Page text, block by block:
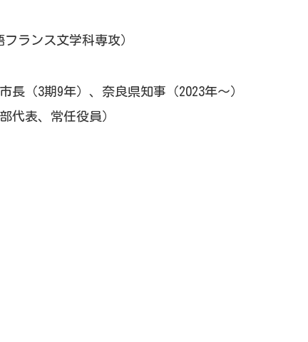
ランス文学科専攻）
（3期9年）、奈良県知事（2023年～）
代表、常任役員）